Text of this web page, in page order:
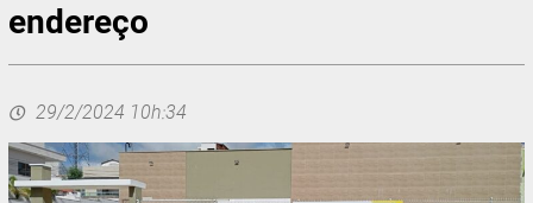
endereço
29/2/2024 10h:34